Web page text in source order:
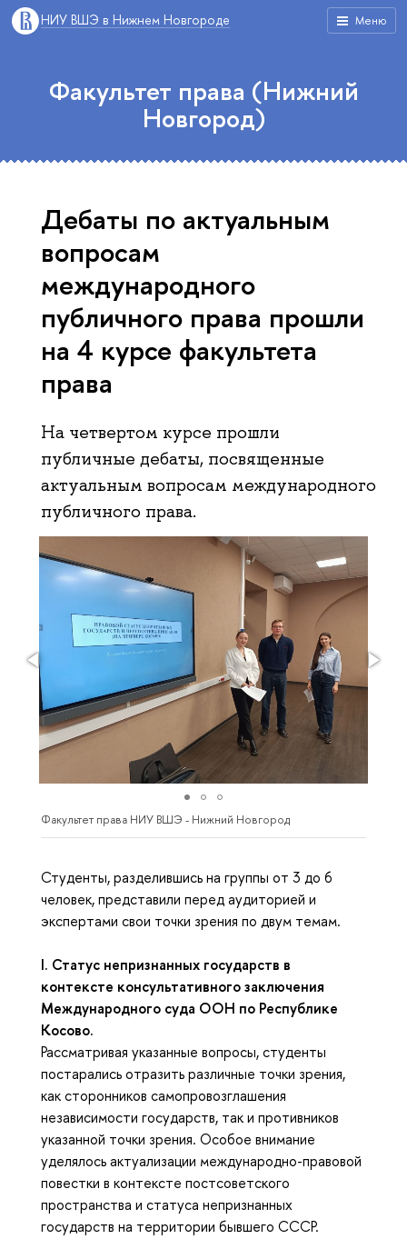
Меню
НИУ ВШЭ в Нижнем Новгороде
Факультет права (Нижний
Новгород)
Дебаты по актуальным
вопросам
международного
публичного права прошли
на 4 курсе факультета
права
На четвертом курсе прошли
публичные дебаты, посвященные
актуальным вопросам международного
публичного права.
Факультет права НИУ ВШЭ - Нижний Новгород
Студенты, разделившись на группы от 3 до 6
человек, представили перед аудиторией и
экспертами свои точки зрения по двум темам.
I. Статус непризнанных государств в
контексте консультативного заключения
Международного суда ООН по Республике
Косово.
Рассматривая указанные вопросы, студенты
постарались отразить различные точки зрения,
как сторонников самопровозглашения
независимости государств, так и противников
указанной точки зрения. Особое внимание
уделялось актуализации международно-правовой
повестки в контексте постсоветского
пространства и статуса непризнанных
государств на территории бывшего СССР.